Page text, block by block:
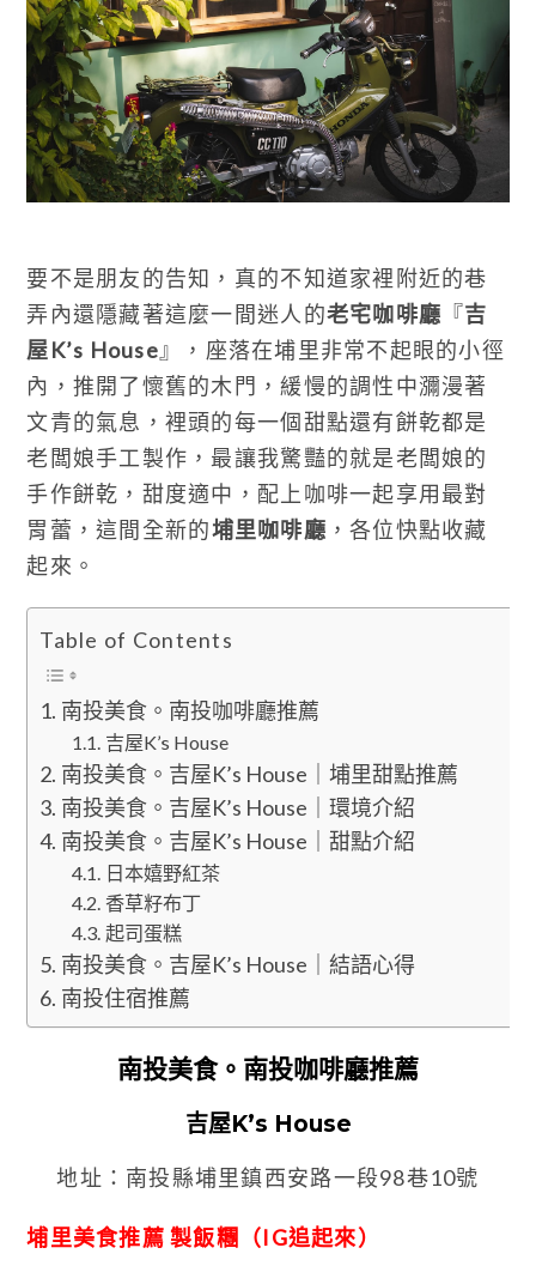
要不是朋友的告知，真的不知道家裡附近的巷
弄內還隱藏著這麼一間迷人的老宅咖啡廳 『吉
屋K’s House 』，座落在埔里非常不起眼的小徑
內，推開了懷舊的木門，緩慢的調性中瀰漫著
文青的氣息，裡頭的每一個甜點還有餅乾都是
老闆娘手工製作，最讓我驚豔的就是老闆娘的
手作餅乾，甜度適中，配上咖啡一起享用最對
胃蕾，這間全新的埔里咖啡廳 ，各位快點收藏
起來。
Table of Contents
南投美食。南投咖啡廳推薦
吉屋K’s House
南投美食。吉屋K’s House｜埔里甜點推薦
南投美食。吉屋K’s House｜環境介紹
南投美食。吉屋K’s House｜甜點介紹
日本嬉野紅茶
香草籽布丁
起司蛋糕
南投美食。吉屋K’s House｜結語心得
南投住宿推薦
南投美食。南投咖啡廳推薦
吉屋K’s House
地址：南投縣埔里鎮西安路一段98巷10號
埔里美食推薦 製飯糰（IG追起來）